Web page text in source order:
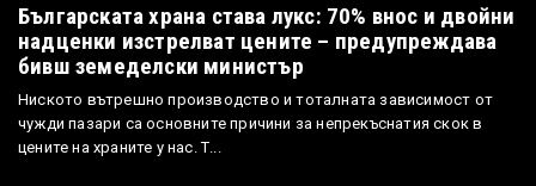
Българската храна става лукс: 70% внос и двойни
надценки изстрелват цените – предупреждава
бивш земеделски министър
Ниското вътрешно производство и тоталната зависимост от
чужди пазари са основните причини за непрекъснатия скок в
цените на храните у нас. Т...